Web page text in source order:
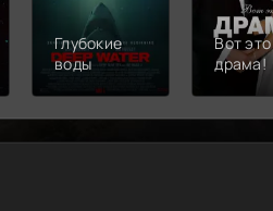
Глубокие
воды
Вот это
драма!